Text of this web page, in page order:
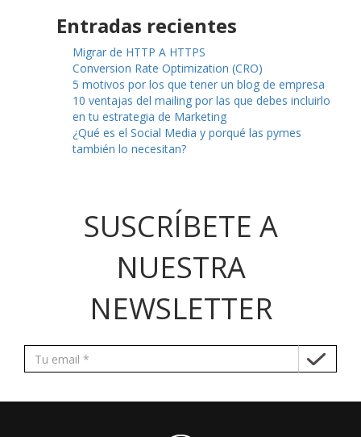
Entradas recientes
Migrar de HTTP A HTTPS
Conversion Rate Optimization (CRO)
5 motivos por los que tener un blog de empresa
10 ventajas del mailing por las que debes incluirlo
en tu estrategia de Marketing
¿Qué es el Social Media y porqué las pymes
también lo necesitan?
SUSCRÍBETE A
NUESTRA
NEWSLETTER